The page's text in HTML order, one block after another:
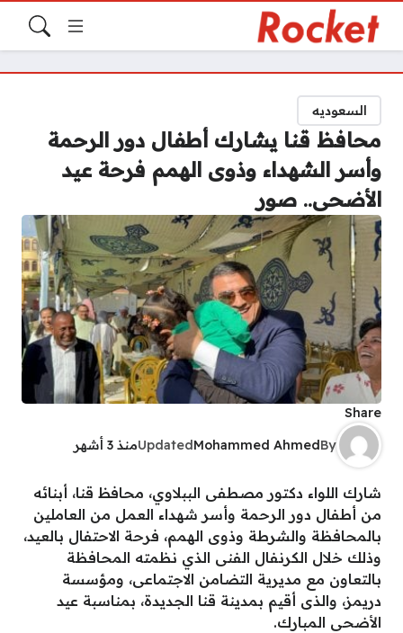
السعوديه
محافظ قنا يشارك أطفال دور الرحمة
وأسر الشهداء وذوى الهمم فرحة عيد
الأضحى.. صور
Share
By
Mohammed Ahmed
Updatedمنذ 3 أشهر
شارك اللواء دكتور مصطفى الببلاوي، محافظ قنا، أبنائه
من أطفال دور الرحمة وأسر شهداء العمل من العاملين
بالمحافظة والشرطة وذوى الهمم، فرحة الاحتفال بالعيد،
وذلك خلال الكرنفال الفنى الذي نظمته المحافظة
بالتعاون مع مديرية التضامن الاجتماعى، ومؤسسة
دريمز، والذى أقيم بمدينة قنا الجديدة، بمناسبة عيد
الأضحى المبارك.